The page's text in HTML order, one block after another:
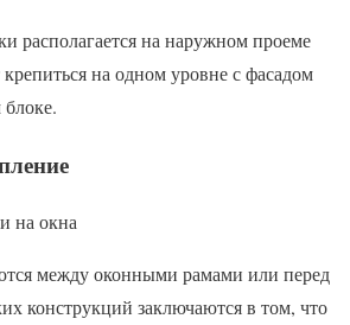
располагается на наружном проеме
на одном уровне с фасадом
на окна
между оконными рамами или перед
конструкций заключаются в том, что